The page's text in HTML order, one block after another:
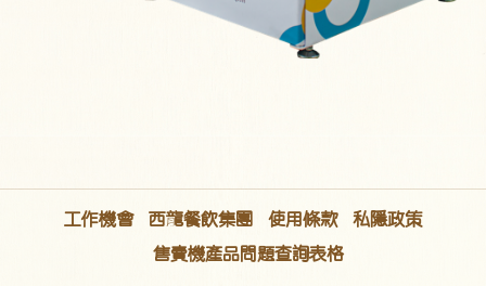
工作機會 西龍餐飲集團 使用條款
私隱政策
售賣機產品問題查詢表格